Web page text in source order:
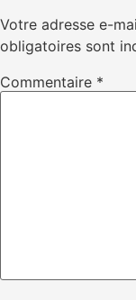
Votre adresse e-
obligatoires sont
Commentaire *